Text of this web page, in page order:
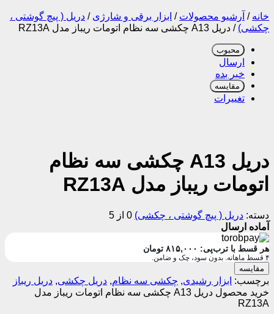
خانه / آرشیو محصولات / ابزار برقی و شارژی / دریل ( پیچ گوشتی ،
چکشی) / دریل A13 چکشی سه نظام اتومات ریباز مدل RZ13A
محبوب
ارسال
خبر بده
مقایسه
تغییرات
دریل A13 چکشی سه نظام
اتومات ریباز مدل RZ13A
دسته: دریل ( پیچ گوشتی ، چکشی) 0 از 5
آماده ارسال
هر قسط با ترب‌پی: ۸۱۵,۰۰۰ تومان
۴ قسط ماهانه. بدون سود، چک و ضامن.
مقایسه
برچسب: ابزار رشیدی, چکشی سه نظام, دریل چکشی, دریل ریباز
خرید محصول دریل A13 چکشی سه نظام اتومات ریباز مدل
RZ13A